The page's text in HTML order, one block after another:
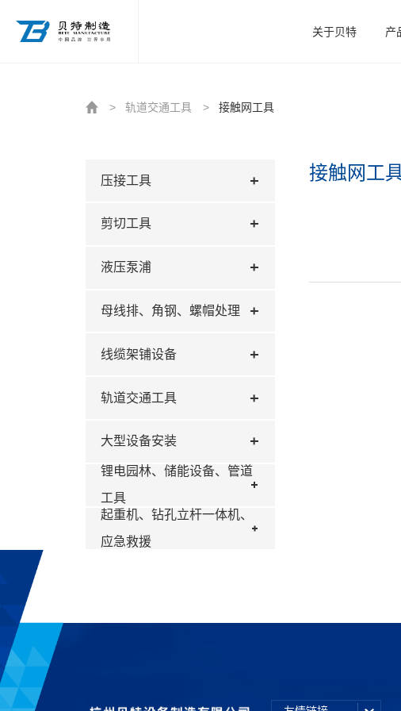
关于贝特
产
> 轨道交通工具 > 接触网工具
压接工具
剪切工具
液压泵浦
母线排、角钢、螺帽处理
线缆架铺设备
轨道交通工具
大型设备安装
锂电园林、储能设备、管道
工具
起重机、钻孔立杆一体机、
应急救援
接触网工